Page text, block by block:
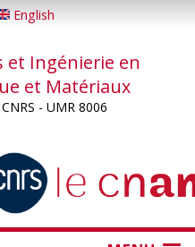
English
et Ingénierie en
et Matériaux
CNRS - UMR 8006